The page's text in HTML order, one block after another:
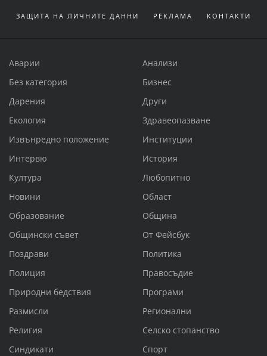
ЗАЩИТА НА ЛИЧНИТЕ ДАННИ РЕКЛАМА КОНТАКТИ
Аварии
Анализи
Без категория
Бизнес
Дарения
Други
Екология
Здравеопазване
Извънредно положение
Институции
Интервю
История
Култура
Любопитно
Новини
Област
Образование
Община
Общински съвет
От Фейсбук
Поздрави
Политика
Полиция
Правосъдие
Природни бедствия
Програми
Размисли
Регионални
Религия
Селско стопанство
Синдикати
Спорт